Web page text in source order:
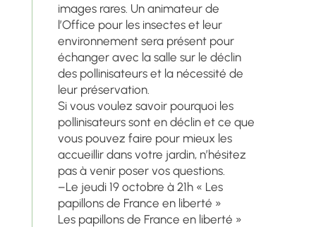
images rares. Un animateur de
l’Office pour les insectes et leur
environnement sera présent pour
échanger avec la salle sur le déclin
des pollinisateurs et la nécessité de
leur préservation.
Si vous voulez savoir pourquoi les
pollinisateurs sont en déclin et ce que
vous pouvez faire pour mieux les
accueillir dans votre jardin, n’hésitez
pas à venir poser vos questions.
–Le jeudi 19 octobre à 21h « Les
papillons de France en liberté »
Les papillons de France en liberté »